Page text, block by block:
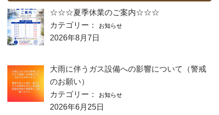
☆☆☆夏季休業のご案内☆☆☆
カテゴリー：
お知らせ
2026年8月7日
大雨に伴うガス設備への影響について（警戒
のお願い）
カテゴリー：
お知らせ
2026年6月25日